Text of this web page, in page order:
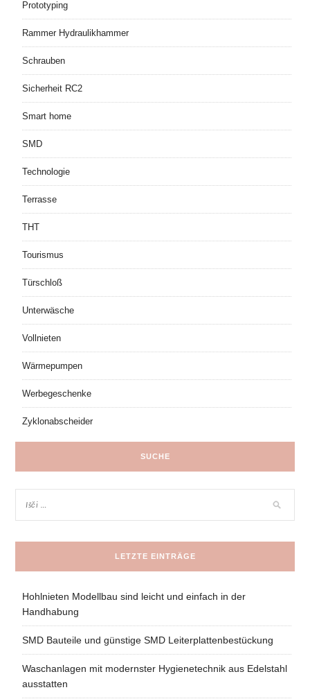
Prototyping
Rammer Hydraulikhammer
Schrauben
Sicherheit RC2
Smart home
SMD
Technologie
Terrasse
THT
Tourismus
Türschloß
Unterwäsche
Vollnieten
Wärmepumpen
Werbegeschenke
Zyklonabscheider
SUCHE
LETZTE EINTRÄGE
Hohlnieten Modellbau sind leicht und einfach in der
Handhabung
SMD Bauteile und günstige SMD Leiterplattenbestückung
Waschanlagen mit modernster Hygienetechnik aus Edelstahl
ausstatten